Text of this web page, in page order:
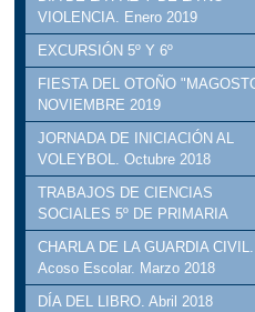
VIOLENCIA. Enero 2019
EXCURSIÓN 5º Y 6º
FIESTA DEL OTOÑO
NOVIEMBRE 2019
JORNADA DE INICIACIÓN AL
VOLEYBOL. Octubre 2018
TRABAJOS DE CIENCIAS
SOCIALES 5º DE PRIMARIA
CHARLA DE LA GUARDIA CIVIL.
Acoso Escolar. Marzo 2018
DÍA DEL LIBRO. Abril 2018